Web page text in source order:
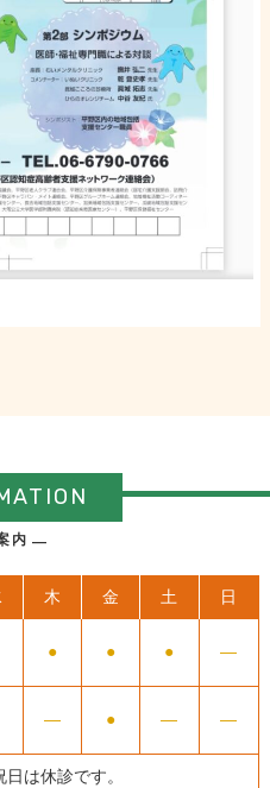
内
木 金 土 日
● ● ● ―
― ● ― ―
は休診です。